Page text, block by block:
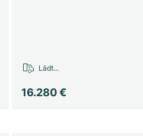
16.280 €
Lädt...